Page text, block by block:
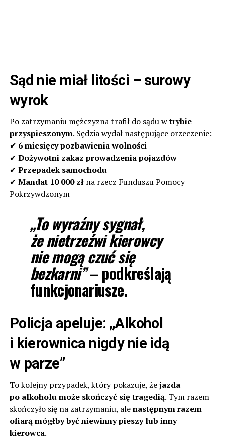
Sąd nie miał litości – surowy
wyrok
Po zatrzymaniu mężczyzna trafił do sądu wtrybie
przyspieszonym. Sędzia wydał następujące orzeczenie:
✔ 6 miesięcy pozbawienia wolności
✔ Dożywotni zakaz prowadzenia pojazdów
✔ Przepadek samochodu
✔ Mandat 10 000 złna rzecz Funduszu Pomocy
Pokrzywdzonym
„To wyraźny sygnał,
że nietrzeźwi kierowcy
nie mogą czuć się
bezkarni”– podkreślają
funkcjonariusze.
Policja apeluje: „Alkohol
i kierownica nigdy nie idą
w parze”
To kolejny przypadek, który pokazuje, żejazda
po alkoholu może skończyć się tragedią. Tym razem
skończyło się na zatrzymaniu, alenastępnym razem
ofiarą mógłby być niewinny pieszy lub inny
kierowca.